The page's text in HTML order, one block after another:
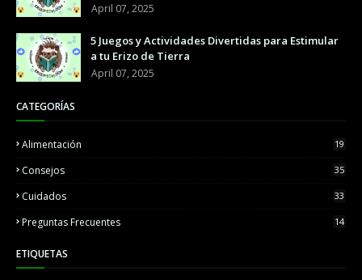
April 07, 2025
5 Juegos y Actividades Divertidas para Estimular
a tu Erizo de Tierra
April 07, 2025
CATEGORÍAS
Alimentación 19
Consejos 35
Cuidados 33
Preguntas Frecuentes 14
ETIQUETAS